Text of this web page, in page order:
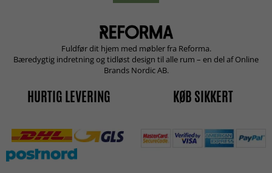
Fuldfør dit hjem med møbler fra Reforma.
Bæredygtig indretning og tidløst design til alle rum – en del af Online
Brands Nordic AB.
HURTIG LEVERING KØB SIKKERT